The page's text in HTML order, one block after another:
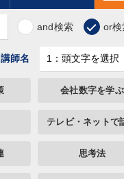
and検索 or検
講師名
会社数字を学ぶ
テレビ・ネットで
思考法